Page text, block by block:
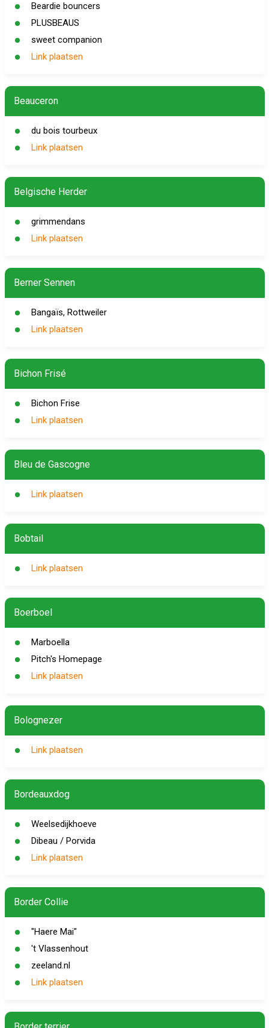
Beardie bouncers
PLUSBEAUS
sweet companion
Link plaatsen
Beauceron
du bois tourbeux
Link plaatsen
Belgische Herder
grimmendans
Link plaatsen
Berner Sennen
Bangaïs, Rottweiler
Link plaatsen
Bichon Frisé
Bichon Frise
Link plaatsen
Bleu de Gascogne
Link plaatsen
Bobtail
Link plaatsen
Boerboel
Marboella
Pitch's Homepage
Link plaatsen
Bolognezer
Link plaatsen
Bordeauxdog
Weelsedijkhoeve
Dibeau / Porvida
Link plaatsen
Border Collie
"Haere Mai"
't Vlassenhout
zeeland.nl
Link plaatsen